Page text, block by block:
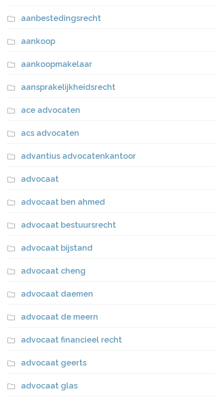
aanbestedingsrecht
aankoop
aankoopmakelaar
aansprakelijkheidsrecht
ace advocaten
acs advocaten
advantius advocatenkantoor
advocaat
advocaat ben ahmed
advocaat bestuursrecht
advocaat bijstand
advocaat cheng
advocaat daemen
advocaat de meern
advocaat financieel recht
advocaat geerts
advocaat glas